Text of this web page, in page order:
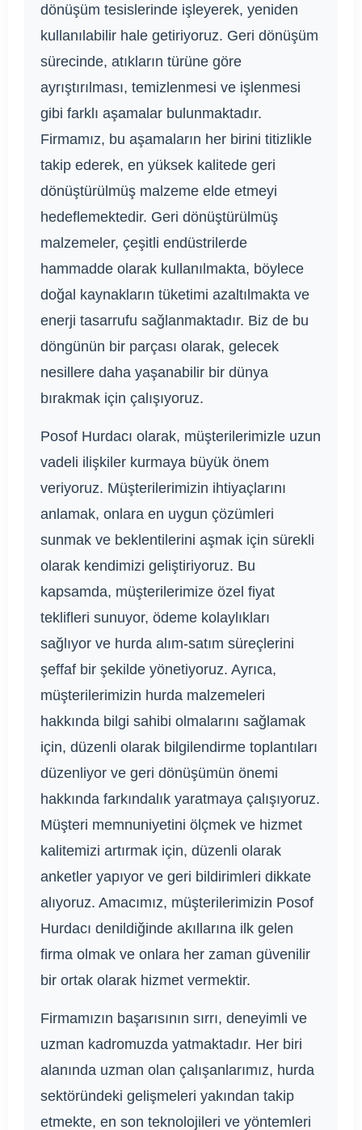
dönüşüm tesislerinde işleyerek, yeniden
kullanılabilir hale getiriyoruz. Geri dönüşüm
sürecinde, atıkların türüne göre
ayrıştırılması, temizlenmesi ve işlenmesi
gibi farklı aşamalar bulunmaktadır.
Firmamız, bu aşamaların her birini titizlikle
takip ederek, en yüksek kalitede geri
dönüştürülmüş malzeme elde etmeyi
hedeflemektedir. Geri dönüştürülmüş
malzemeler, çeşitli endüstrilerde
hammadde olarak kullanılmakta, böylece
doğal kaynakların tüketimi azaltılmakta ve
enerji tasarrufu sağlanmaktadır. Biz de bu
döngünün bir parçası olarak, gelecek
nesillere daha yaşanabilir bir dünya
bırakmak için çalışıyoruz.
Posof Hurdacı olarak, müşterilerimizle uzun
vadeli ilişkiler kurmaya büyük önem
veriyoruz. Müşterilerimizin ihtiyaçlarını
anlamak, onlara en uygun çözümleri
sunmak ve beklentilerini aşmak için sürekli
olarak kendimizi geliştiriyoruz. Bu
kapsamda, müşterilerimize özel fiyat
teklifleri sunuyor, ödeme kolaylıkları
sağlıyor ve hurda alım-satım süreçlerini
şeffaf bir şekilde yönetiyoruz. Ayrıca,
müşterilerimizin hurda malzemeleri
hakkında bilgi sahibi olmalarını sağlamak
için, düzenli olarak bilgilendirme toplantıları
düzenliyor ve geri dönüşümün önemi
hakkında farkındalık yaratmaya çalışıyoruz.
Müşteri memnuniyetini ölçmek ve hizmet
kalitemizi artırmak için, düzenli olarak
anketler yapıyor ve geri bildirimleri dikkate
alıyoruz. Amacımız, müşterilerimizin Posof
Hurdacı denildiğinde akıllarına ilk gelen
firma olmak ve onlara her zaman güvenilir
bir ortak olarak hizmet vermektir.
Firmamızın başarısının sırrı, deneyimli ve
uzman kadromuzda yatmaktadır. Her biri
alanında uzman olan çalışanlarımız, hurda
sektöründeki gelişmeleri yakından takip
etmekte, en son teknolojileri ve yöntemleri